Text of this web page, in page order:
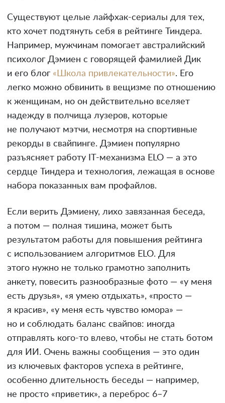
Существуют целые лайфхак-сериалы для тех,
кто хочет подтянуть себя в рейтинге Тиндера.
Например, мужчинам помогает австралийский
психолог Дэмиен с говорящей фамилией Дик
и его блог «Школа привлекательности». Его
легко можно обвинить в вещизме по отношению
к женщинам, но он действительно вселяет
надежду в полчища лузеров, которые
не получают мэтчи, несмотря на спортивные
рекорды в свайпинге. Дэмиен популярно
разъясняет работу IT-механизма ELO — а это
сердце Тиндера и технология, лежащая в основе
набора показанных вам профайлов.
Если верить Дэмиену, лихо завязанная беседа,
а потом — полная тишина, может быть
результатом работы для повышения рейтинга
с использованием алгоритмов ELO. Для
этого нужно не только грамотно заполнить
анкету, повесить разнообразные фото — «у меня
есть друзья», «я умею отдыхать», «просто —
я красив», «у меня есть чувство юмора» —
но и соблюдать баланс свайпов: иногда
отправлять кого-то влево, чтобы не стать ботом
для ИИ. Очень важны сообщения — это один
из ключевых факторов успеха в рейтинге,
особенно длительность беседы — например,
не просто «приветик», а переброс 6–7